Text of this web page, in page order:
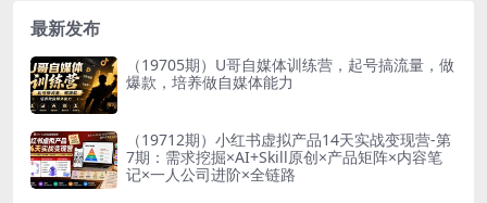
最新发布
（19705期）U哥自媒体训练营，起号搞流量，做
爆款，培养做自媒体能力
（19712期）小红书虚拟产品14天实战变现营-第
7期：需求挖掘×AI+Skill原创×产品矩阵×内容笔
记×一人公司进阶×全链路